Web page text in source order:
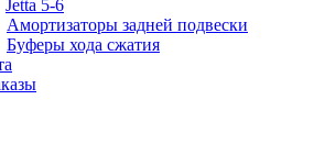
Jetta 5-6
Амортизаторы задней подвески
Буферы хода сжатия